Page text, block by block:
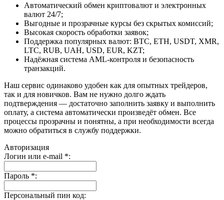
Автоматический обмен криптовалют и электронных
валют 24/7;
Выгодные и прозрачные курсы без скрытых комиссий;
Высокая скорость обработки заявок;
Поддержка популярных валют: BTC, ETH, USDT, XMR,
LTC, RUB, UAH, USD, EUR, KZT;
Надёжная система AML-контроля и безопасность
транзакций.
Наш сервис одинаково удобен как для опытных трейдеров,
так и для новичков. Вам не нужно долго ждать
подтверждения — достаточно заполнить заявку и выполнить
оплату, а система автоматически произведёт обмен. Все
процессы прозрачны и понятны, а при необходимости всегда
можно обратиться в службу поддержки.
Авторизация
Логин или e-mail *:
Пароль *:
Персональный пин код: